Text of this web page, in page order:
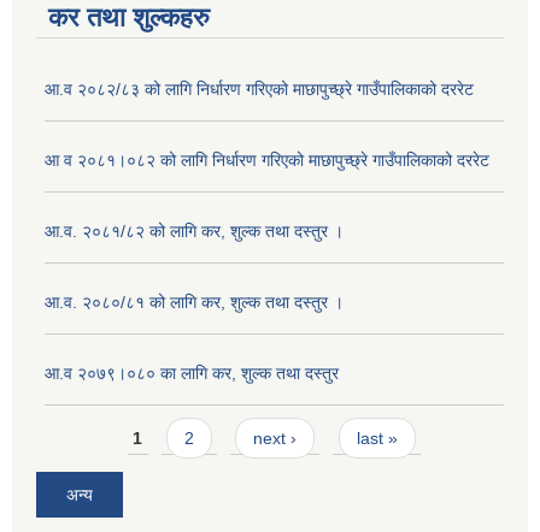
कर तथा शुल्कहरु
आ.व २०८२/८३ को लागि निर्धारण गरिएको माछापुच्छ्रे गाउँपालिकाको दररेट
आ व २०८१।०८२ को लागि निर्धारण गरिएको माछापुच्छ्रे गाउँपालिकाको दररेट
आ.व. २०८१/८२ को लागि कर, शुल्क तथा दस्तुर ।
आ.व. २०८०/८१ को लागि कर, शुल्क तथा दस्तुर ।
आ.व २०७९।०८० का लागि कर, शुल्क तथा दस्तुर
Pages1 2 next › last »
अन्य